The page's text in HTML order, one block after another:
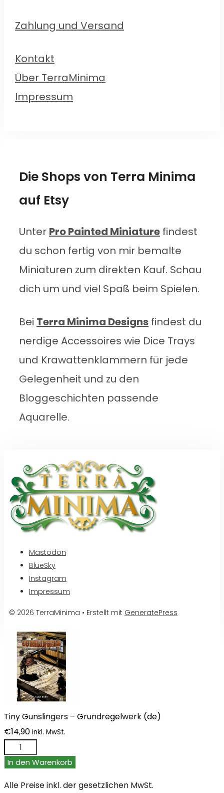
Zahlung und Versand
Kontakt
Über TerraMinima
Impressum
Die Shops von Terra Minima
auf Etsy
Unter Pro Painted Miniature findest
du schon fertig von mir bemalte
Miniaturen zum direkten Kauf. Schau
dich um und viel Spaß beim Spielen.
Bei Terra Minima Designs findest du
nerdige Accessoires wie Dice Trays
und Krawattenklammern für jede
Gelegenheit und zu den
Bloggeschichten passende
Aquarelle.
Mastodon
BlueSky
Instagram
Impressum
© 2026 TerraMinima • Erstellt mit GeneratePress
Tiny Gunslingers – Grundregelwerk (de)
€14,90 inkl. MwSt.
Gunslingers
In den Warenkorb
Alle Preise inkl. der gesetzlichen MwSt.